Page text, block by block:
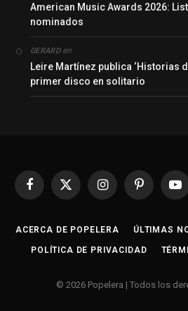
American Music Awards 2026:
nominados
GERARDen
Leire Martínez publica ‘Historias
primer disco en solitario
Facebook
X
InstagramPinterest
ACERCA DE POPELERA ÚLTIMAS
POLÍTICA DE PRIVACIDAD
© 2026 Popelera | Todos los